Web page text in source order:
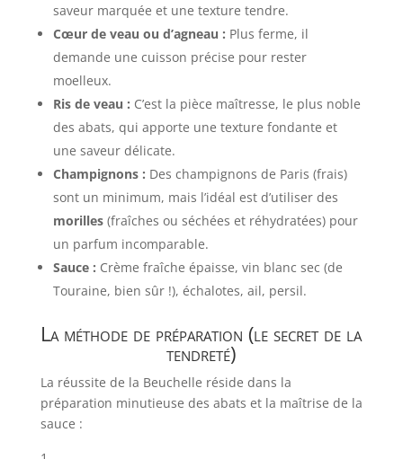
saveur marquée et une texture tendre.
Cœur de veau ou d’agneau : Plus ferme, il
demande une cuisson précise pour rester
moelleux.
Ris de veau : C’est la pièce maîtresse, le plus noble
des abats, qui apporte une texture fondante et
une saveur délicate.
Champignons : Des champignons de Paris (frais)
sont un minimum, mais l’idéal est d’utiliser des
morilles(fraîches ou séchées et réhydratées) pour
un parfum incomparable.
Sauce : Crème fraîche épaisse, vin blanc sec (de
Touraine, bien sûr !), échalotes, ail, persil.
La méthode de préparation (le secret de la
tendreté)
La réussite de la Beuchelle réside dans la
préparation minutieuse des abats et la maîtrise de la
sauce :